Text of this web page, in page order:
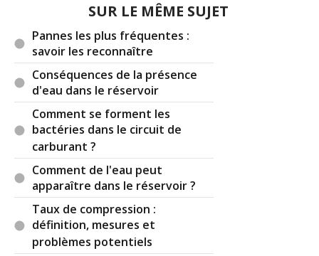
SUR LE MÊME SUJET
Pannes les plus fréquentes :
savoir les reconnaître
Conséquences de la présence
d'eau dans le réservoir
Comment se forment les
bactéries dans le circuit de
carburant ?
Comment de l'eau peut
apparaître dans le réservoir ?
Taux de compression :
définition, mesures et
problèmes potentiels